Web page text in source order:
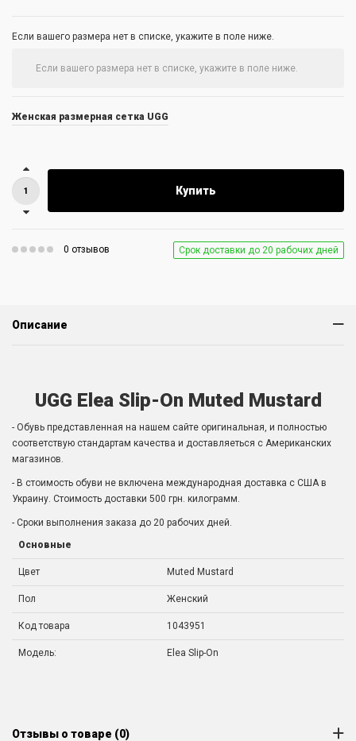
Если вашего размера нет в списке, укажите в поле ниже.
Женская размерная сетка UGG
Купить
0 отзывов Срок доставки до 20 рабочих дней
Описание
UGG Elea Slip-On Muted Mustard
- Обувь представленная на нашем сайте оригинальная, и полностью
соответствую стандартам качества и доставляеться с Американских
магазинов.
- В стоимость обуви не включена международная доставка с США в
Украину. Стоимость доставки 500 грн. килограмм.
- Сроки выполнения заказа до 20 рабочих дней.
Основные
Цвет Muted Mustard
Пол Женский
Код товара 1043951
Модель: Elea Slip-On
Отзывы о товаре (0)